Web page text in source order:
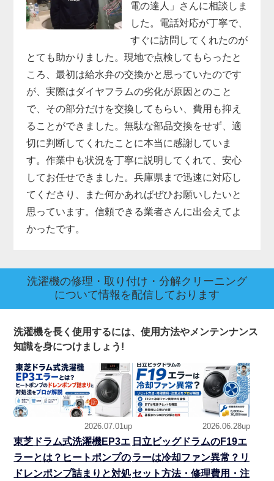
電の達人」さんに相談しま
した。電話対応が丁寧で、
すぐに訪問してくれたのが
とても助かりました。現地で点検してもらったと
ころ、最初は給水弁の交換かと思っていたのです
が、実際はダイヤフラムの劣化が原因とのこと
で、その部分だけを交換してもらい、費用も抑え
ることができました。無駄な部品交換をせず、適
切に判断してくれたことに本当に感謝していま
す。作業中も状況を丁寧に説明してくれて、安心
してお任せできました。兵庫県まで迅速に対応し
てくださり、また何かあればぜひお願いしたいと
思っています。信頼できる業者さんに出会えてよ
かったです。
洗濯機の修理・取り付け・分解クリーニング
について情報を配信しております
洗濯機を長く使用するには、使用方法やメンテンナンス
知識を身につけましょう!
2026.07.01up
東芝ドラム式洗濯機EP3エ
ラーとは？ヒートポンプの
ドレンポンプ詰まりと対処
2026.06.28up
日立ビッグドラムのF19エ
ラーは冷却ファン異常？リ
セット方法・修理費用・注